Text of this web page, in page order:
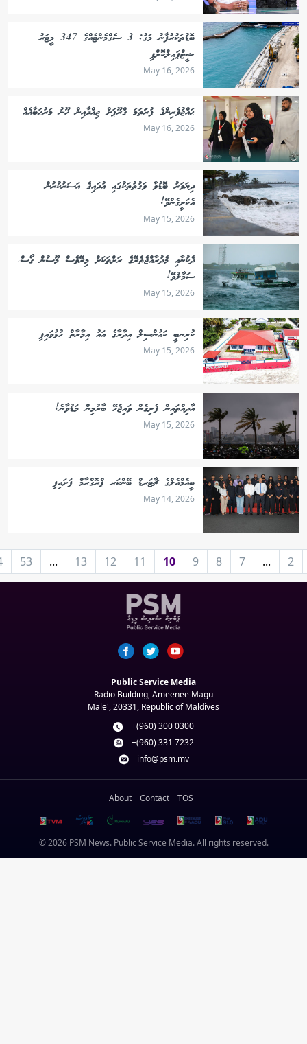
ބޮޑުތަކުރުފާނު މަގު: 3 ސެގްމެންޓެއްގެ 347 މީޓަރު
ޝީޓްޕައިލްކޮށްފި
May 16, 2026
ޙައްޖުވެރިންގެ ފުރަަތަމަ ގްރޫޕަށް ޖިއްދާއިން ހޫނު މަރުޙަބާއެއް
May 16, 2026
ދިޔަވަރު ބޮޑުވާ ވަގުތުތަކުގައި އުދައިގެ އަސަރުކުރުން
އެކަށީގެންވޭ!
May 15, 2026
ދެކުނާއި މެދުރާއްޖެތެރޭގެ ރަށްތަކަށް މިރޭވެސް މޫސުން ގޯސް،
ސަމާލުވޭ!
May 15, 2026
ކުރިނބީ ކައުންސިލް އިދާރާގެ އައު އިމާރާތް ހުޅުވައިފި
May 15, 2026
އާދިއްތައިން ފެށިގެން ވައިޖެހޭ ބާރުމިން މަޑުވާނެ!
May 15, 2026
ބީއެމްއެލްގެ ޗާޓަރޑް ބޭންކަރ ޕްރޮގްރާމް ފަށައިފި
May 14, 2026
2
...
7
8
9
10
11
12
13
...
53
Public Service Media
Radio Building, Ameenee Magu
Male', 20331, Republic of Maldives
+(960) 300 0300
+(960) 331 7232
info@psm.mv
About Contact TOS
© 2026 PSM News. Public Service Media. All rights reserved.